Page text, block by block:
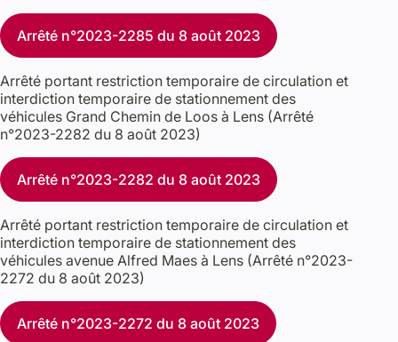
Arrêté n°2023-2285 du 8 août 2023
Arrêté portant restriction temporaire de circulation et
interdiction temporaire de stationnement des
véhicules Grand Chemin de Loos à Lens (Arrêté
n°2023-2282 du 8 août 2023)
Arrêté n°2023-2282 du 8 août 2023
Arrêté portant restriction temporaire de circulation et
interdiction temporaire de stationnement des
véhicules avenue Alfred Maes à Lens (Arrêté n°2023-
2272 du 8 août 2023)
Arrêté n°2023-2272 du 8 août 2023